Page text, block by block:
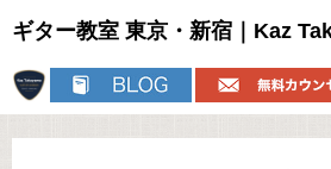
ギター教室 東京・新宿｜Kaz